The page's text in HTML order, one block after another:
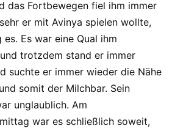
das Fortbewegen fiel ihm immer
er mit Avinya spielen wollte,
Es war eine Qual ihm
trotzdem stand er immer
suchte er immer wieder die Nähe
somit der Milchbar. Sein
unglaublich. Am
war es schließlich soweit,